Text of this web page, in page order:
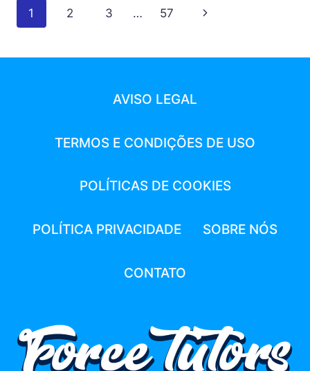
Navegação
1 2 3 … 57
Página
AVISO LEGAL
TERMOS E CONDIÇÕES DE USO
POLÍTICAS DE COOKIES
POLÍTICA PRIVACIDADE SOBRE NÓS
CONTATO